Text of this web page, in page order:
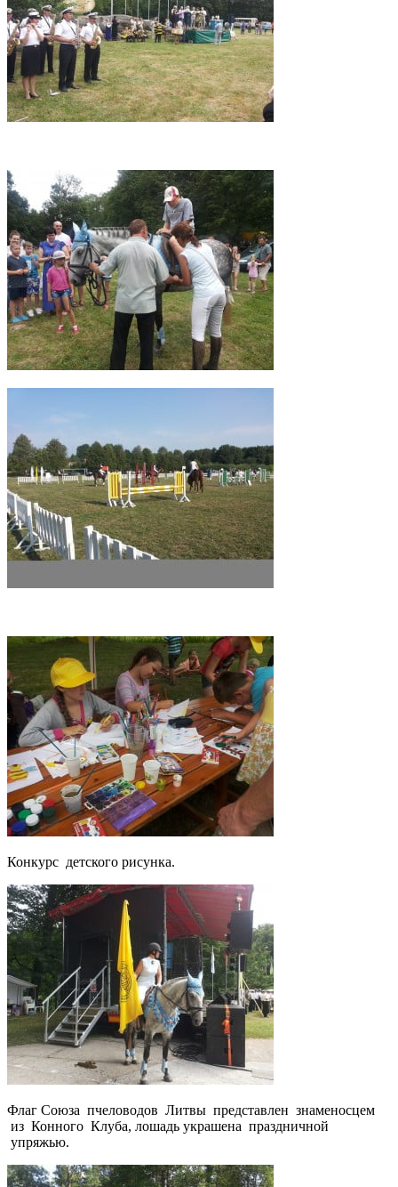
Конкурс детского рисунка.
Флаг Союза пчеловодов Литвы представлен знаменосцем
из Конного Клуба, лошадь украшена праздничной
упряжью.